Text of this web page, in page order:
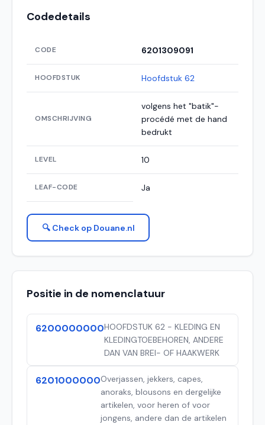
Codedetails
CODE 6201309091
HOOFDSTUK Hoofdstuk 62
OMSCHRIJVING
volgens het "batik"-
procédé met de hand
bedrukt
LEVEL 10
LEAF-CODE Ja
🔍 Check op Douane.nl
Positie in de nomenclatuur
6200000000HOOFDSTUK 62 - KLEDING EN
KLEDINGTOEBEHOREN, ANDERE
DAN VAN BREI- OF HAAKWERK
6201000000Overjassen, jekkers, capes,
anoraks, blousons en dergelijke
artikelen, voor heren of voor
jongens, andere dan de artikelen